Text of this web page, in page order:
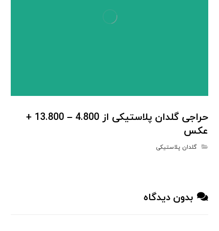
حراجی گلدان پلاستیکی از 4.800 – 13.800 +
عکس
گلدان پلاستیکی
بدون دیدگاه